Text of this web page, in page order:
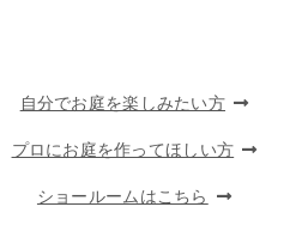
自分でお庭を楽しみたい方
プロにお庭を作ってほしい方
ショールームはこちら